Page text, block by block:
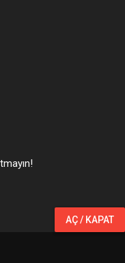
Radyo Sohbet Chat
AÇ / KAPAT